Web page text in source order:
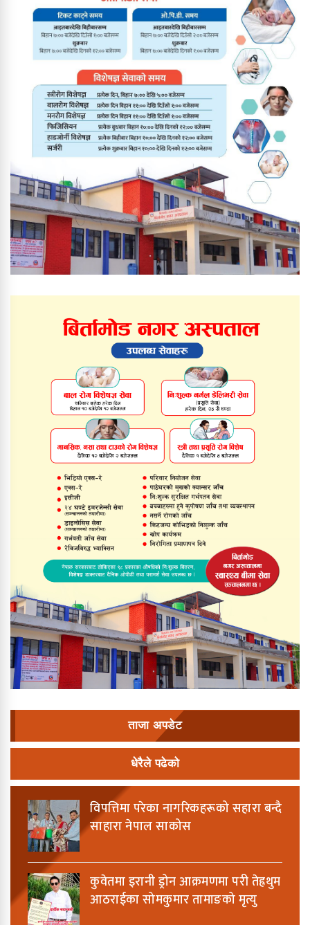
ताजा अपडेट
धेरैले पढेको
विपत्तिमा परेका नागरिकहरूको सहारा बन्दै
साहारा नेपाल साकोस
कुवेतमा इरानी ड्रोन आक्रमणमा परी तेह्रथुम
आठराईका सोमकुमार तामाङको मृत्यु